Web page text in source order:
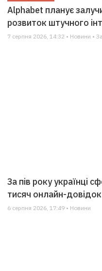
Alphabet планує
розвиток штучного
7 серпня 2026, 14:32 • Новини •
За пів року українці
тисяч онлайн-
6 серпня 2026, 17:49 • Новини